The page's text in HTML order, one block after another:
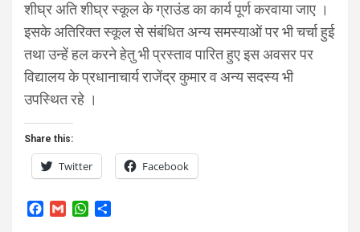
शीघ्र अति शीघ्र स्कूल के ग्राउंड का कार्य पूर्ण करवाया जाए ।
इसके अतिरिक्त स्कूल से संबंधित अन्य समस्याओं पर भी चर्चा हुई
तथा उन्हें हल करने हेतु भी प्रस्ताव पारित हुए इस अवसर पर
विद्यालय के प्रधानाचार्य राजेंद्र कुमार व अन्य सदस्य भी
उपस्थित रहे ।
Share this:
Twitter Facebook
W